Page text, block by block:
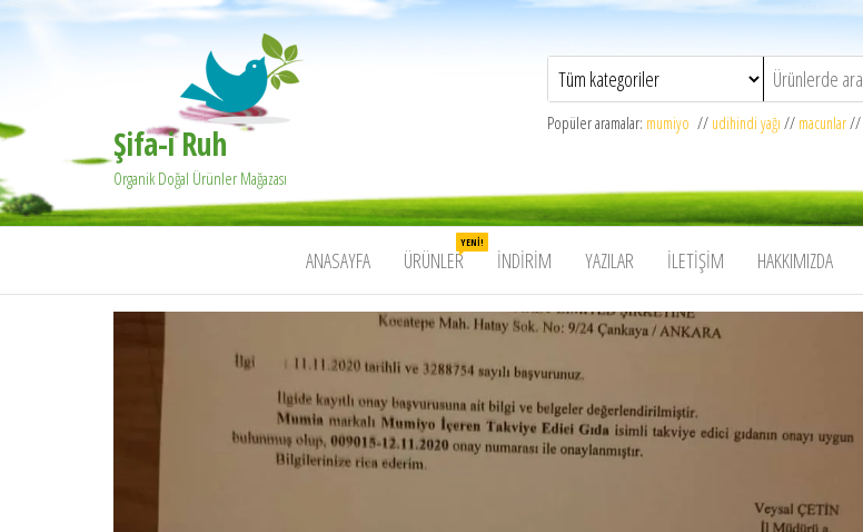
Şifa-i Ruh
Organik Doğal Ürünler Mağazası
Popüler aramalar: mumiyo // udihindi yağı // macunlar//
ANASAYFA ÜRÜNLER
YENI!
İNDIRIM YAZILAR İLETIŞIM HAKKIMIZDA